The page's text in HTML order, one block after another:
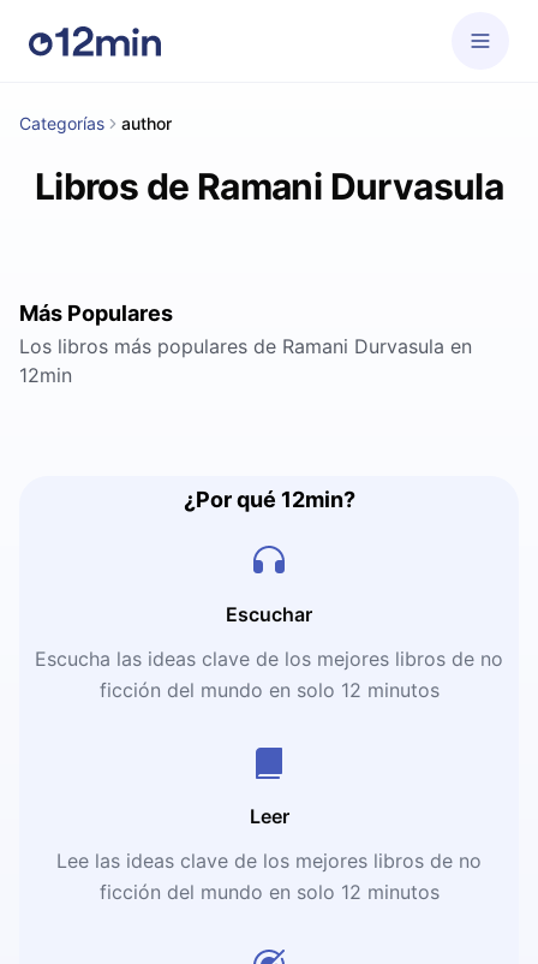
Categorías author
Libros de Ramani Durvasula
Más Populares
Los libros más populares de Ramani Durvasula en
12min
¿Por qué 12min?
Escuchar
Escucha las ideas clave de los mejores libros de no
ficción del mundo en solo 12 minutos
Leer
Lee las ideas clave de los mejores libros de no
ficción del mundo en solo 12 minutos